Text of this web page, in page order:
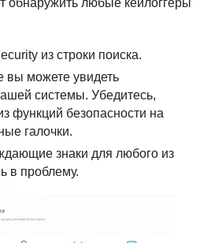
обнаружить любые кейлоггеры
из строки поиска.
вы можете увидеть
системы. Убедитесь,
функций безопасности на
галочки.
знаки для любого из
в проблему.